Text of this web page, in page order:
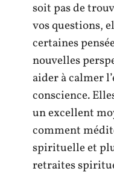
soit pas de
vos questions,
certaines
nouvelles
aider à calmer
conscience.
un excellent
comment
spirituelle et
retraites